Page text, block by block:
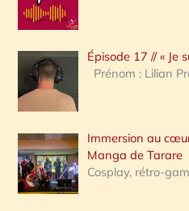
r
c
h
e
:
Épisode 17 // « Je
Prénom : Lilian
Immersion au
Manga de Tarare
Cosplay, rétro-